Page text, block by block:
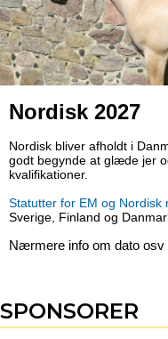
Nordisk 2027
Nordisk bliver afholdt i
godt begynde at glæde jer
kvalifikationer.
Statutter for EM og Nordisk
Sverige, Finland og
Nærmere info om dato
SPONSORER